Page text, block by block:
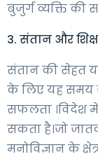
बुजुर्ग व्यक्ति की
3. संतान और
संतान की सेहत
के लिए यह समय
सफलता ।विदेश में
सकता है।जो
मनोविज्ञान के